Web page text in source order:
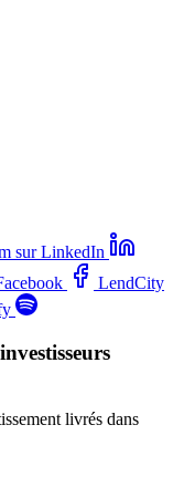
sur LinkedIn
LendCity
livrés dans